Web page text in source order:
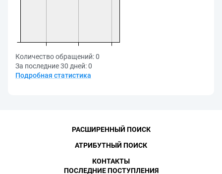
Количество обращений:0
За последние 30 дней:0
Подробная статистика
РАСШИРЕННЫЙ ПОИСК
АТРИБУТНЫЙ ПОИСК
КОНТАКТЫ
ПОСЛЕДНИЕ ПОСТУПЛЕНИЯ